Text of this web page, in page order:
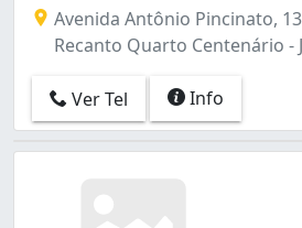
Avenida Antônio Pincinato,
Recanto Quarto Centenário -
Ver Tel Info